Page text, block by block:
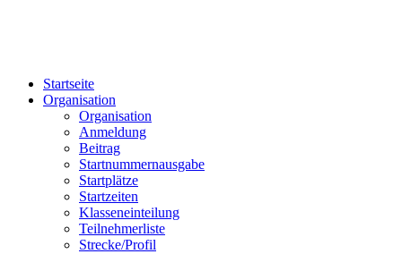
Startseite
Organisation
Organisation
Anmeldung
Beitrag
Startnummernausgabe
Startplätze
Startzeiten
Klasseneinteilung
Teilnehmerliste
Strecke/Profil